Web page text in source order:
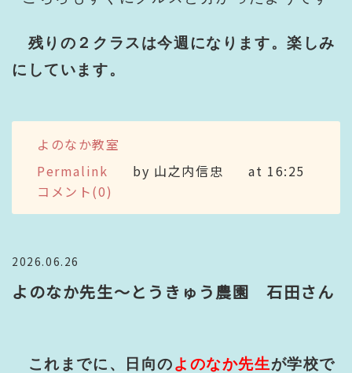
残りの２クラスは今週になります。楽しみ
にしています。
よのなか教室
Permalink
by 山之内信忠
at 16:25
コメント(0)
2026.06.26
よのなか先生～とうきゅう農園 石田さん
これまでに、日向のよのなか先生が学校で